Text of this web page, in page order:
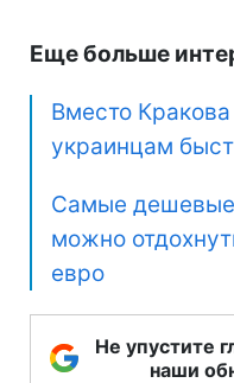
Еще больше
Вместо
украинцам
Самые дешевые
можно
евро
Не упустите
наши